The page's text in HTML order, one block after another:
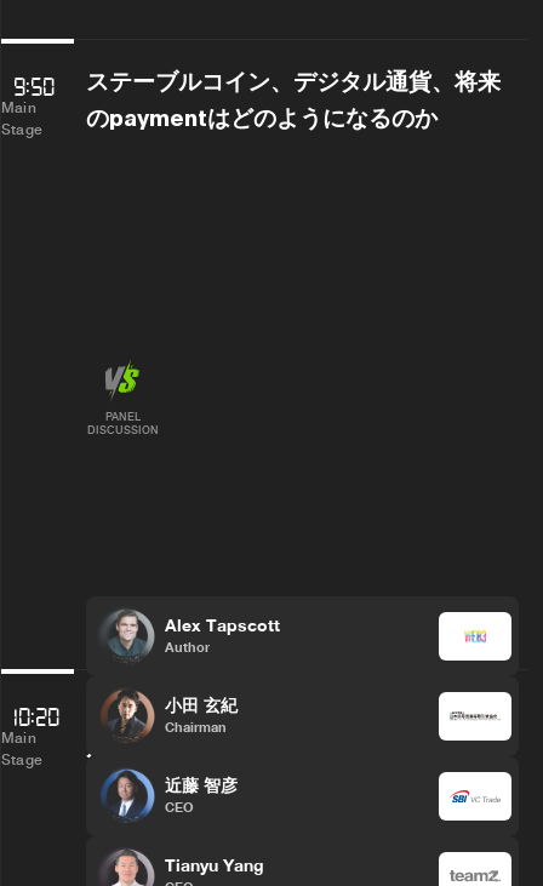
9:50
Main
Stage
ステーブルコイン、デジタル通貨、将来
のpaymentはどのようになるのか
PANEL
DISCUSSION
Alex Tapscott
Author
小田 玄紀
Chairman
近藤 智彦
CEO
Tianyu Yang
10:20
Main
Stage
2024年トップWeb3ベンチャーキャピタ
ル投資のトレンド